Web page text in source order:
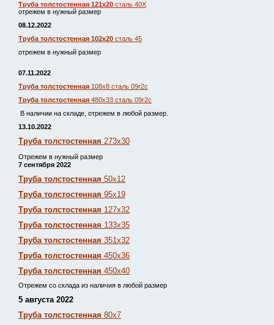
Труба толстостенная 121х20 сталь 40Х
отрежем в нужный размер
08.12.2022
Труба толстостенная 102х20 сталь 45
отрежем в нужный размер
07.11.2022
Труба толстостенная 108х8 сталь 09г2с
Труба толстостенная 480х33 сталь 09г2с
В наличии на складе, отрежем в любой размер.
13.10.2022
Труба толстостенная 273х30
Отрежем в нужный размер
7 сентября 2022
Труба толстостенная 50х12
Труба толстостенная 95х19
Труба толстостенная 127х32
Труба толстостенная 133х35
Труба толстостенная 351х32
Труба толстостенная 450х36
Труба толстостенная 450х40
Отрежем со склада из наличия в любой размер
5 августа 2022
Труба толстостенная 80х7